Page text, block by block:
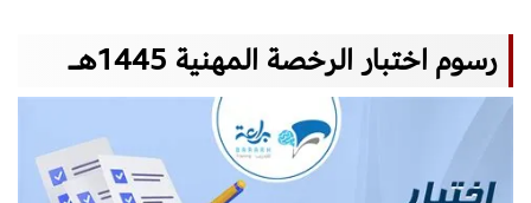
رسوم اختبار الرخصة المهنية 1445هـ